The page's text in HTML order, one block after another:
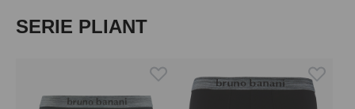
Produktgalerie überspringen
SERIE PLIANT